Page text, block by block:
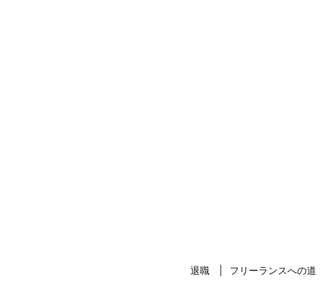
退職 フリーランスへの道